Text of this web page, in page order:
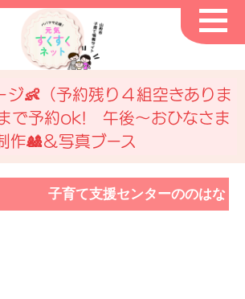
ジ👶（予約残り４組空きありま
で予約ok! 午後～おひなさま
作🎎＆写真ブース
子育て支援センターののはな